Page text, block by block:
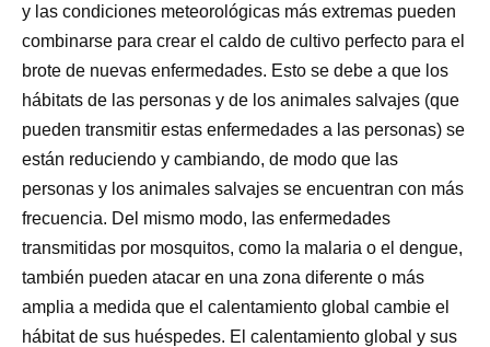
y las condiciones meteorológicas más extremas pueden
combinarse para crear el caldo de cultivo perfecto para el
brote de nuevas enfermedades. Esto se debe a que los
hábitats de las personas y de los animales salvajes (que
pueden transmitir estas enfermedades a las personas) se
están reduciendo y cambiando, de modo que las
personas y los animales salvajes se encuentran con más
frecuencia. Del mismo modo, las enfermedades
transmitidas por mosquitos, como la malaria o el dengue,
también pueden atacar en una zona diferente o más
amplia a medida que el calentamiento global cambie el
hábitat de sus huéspedes. El calentamiento global y sus